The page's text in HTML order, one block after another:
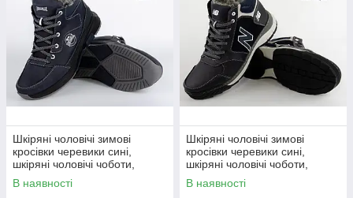
Шкіряні чоловічі зимові
кросівки черевики сині,
шкіряні чоловічі чоботи,
спортивні черевики
В наявності
Шкіряні чоловічі зимові
кросівки черевики сині,
шкіряні чоловічі чоботи,
спортивні черевики
В наявності